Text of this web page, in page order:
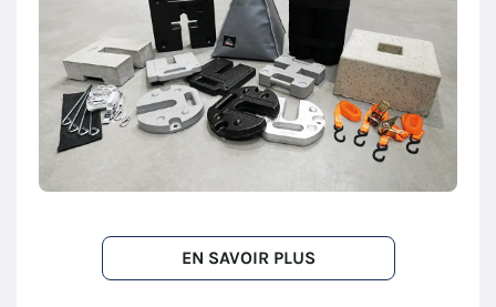
EN SAVOIR PLUS